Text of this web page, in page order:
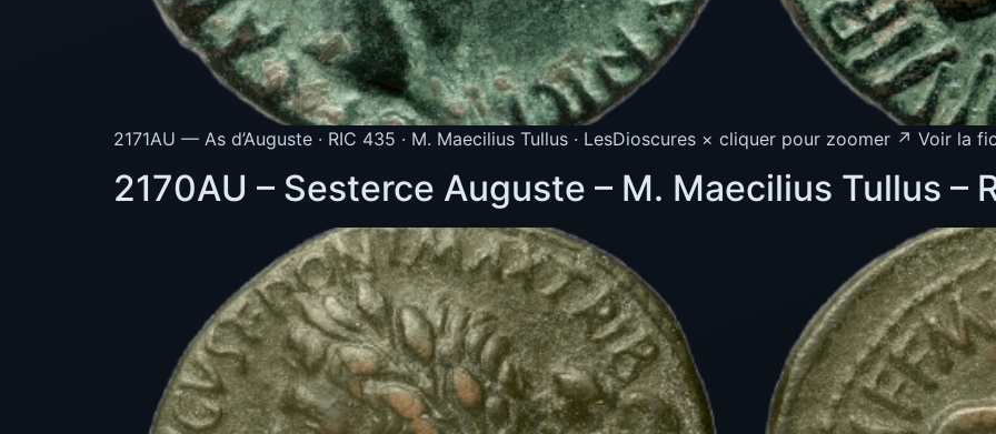
2171AU — As d’Auguste · RIC 435 · M. Maecilius Tullus · LesDioscures × cliquer pour zoomer ↗ Voir la
2170AU – Sesterce Auguste – M. Maecilius Tullus –